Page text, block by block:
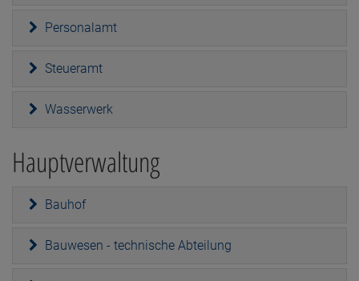
Personalamt
Steueramt
Wasserwerk
Hauptverwaltung
Bauhof
Bauwesen - technische Abteilung